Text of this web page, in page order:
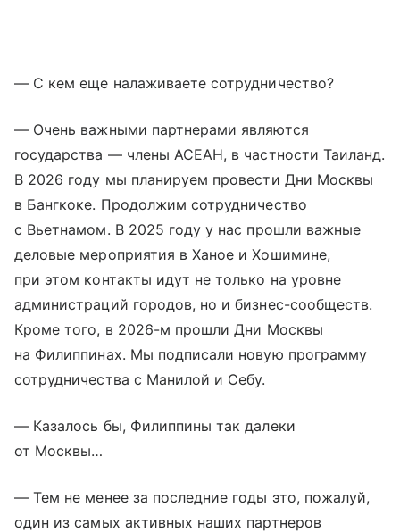
— С кем еще налаживаете сотрудничество?
— Очень важными партнерами являются
государства — члены АСЕАН, в частности Таиланд.
В 2026 году мы планируем провести Дни Москвы
в Бангкоке. Продолжим сотрудничество
с Вьетнамом. В 2025 году у нас прошли важные
деловые мероприятия в Ханое и Хошимине,
при этом контакты идут не только на уровне
администраций городов, но и бизнес-сообществ.
Кроме того, в 2026-м прошли Дни Москвы
на Филиппинах. Мы подписали новую программу
сотрудничества с Манилой и Себу.
— Казалось бы, Филиппины так далеки
от Москвы…
— Тем не менее за последние годы это, пожалуй,
один из самых активных наших партнеров